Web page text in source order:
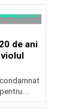
de ani